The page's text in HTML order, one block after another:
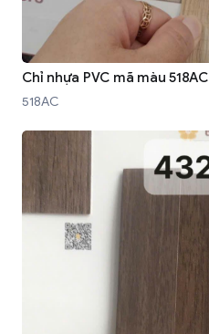
Chỉ nhựa PVC mã màu 518AC
518AC